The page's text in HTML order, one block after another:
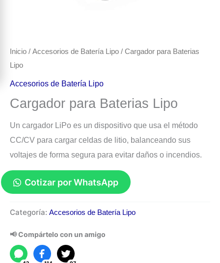
Inicio / Accesorios de Batería Lipo / Cargador para Baterias
Lipo
Accesorios de Batería Lipo
Cargador para Baterias Lipo
Un cargador LiPo es un dispositivo que usa el método
CC/CV para cargar celdas de litio, balanceando sus
voltajes de forma segura para evitar daños o incendios.
Cotizar por WhatsApp
para
Baterias
Lipo
cantidad
Categoría: Accesorios de Batería Lipo
📢 Compártelo con un amigo